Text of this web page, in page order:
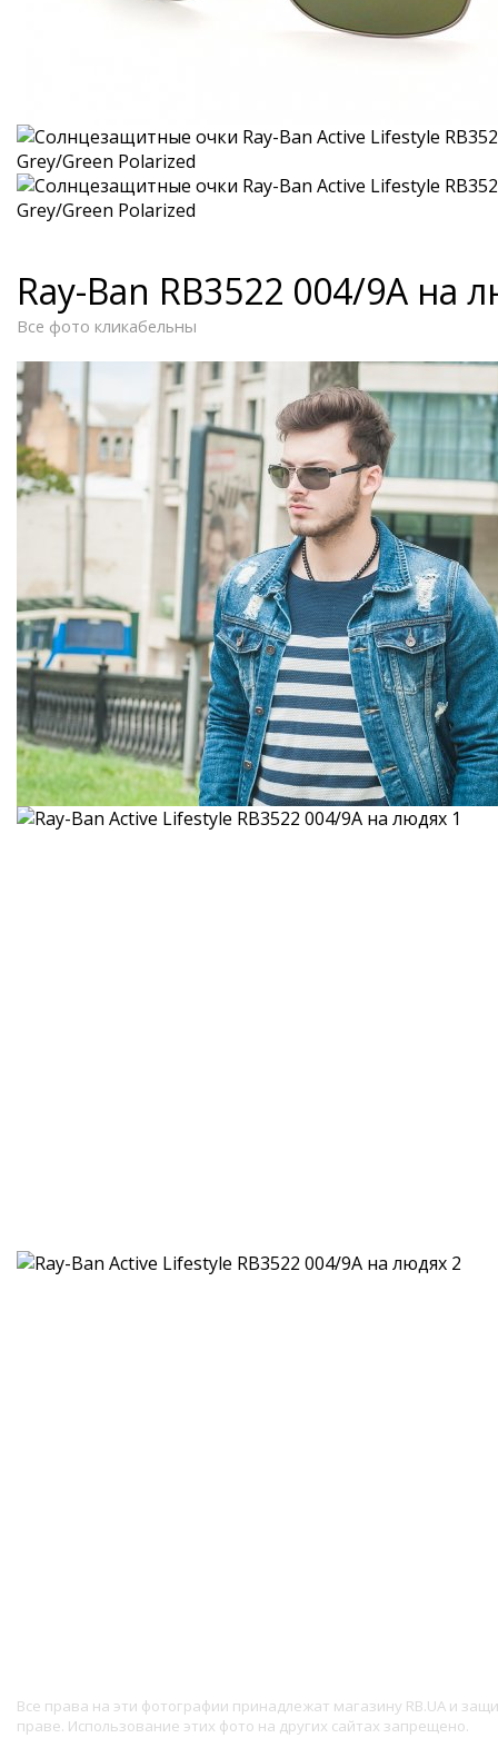
Ray-Ban RB3522 004/9A на
Все фото кликабельны
Все права на эти фотографии принадлежат магазину RB.UA и
праве. Использование этих фото на других сайтах запрещено.